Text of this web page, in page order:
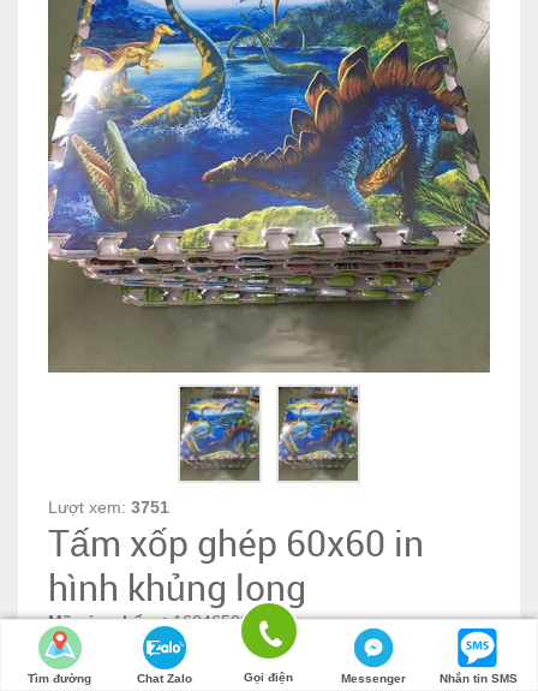
Lượt xem: 3751
Tấm xốp ghép 60x60 in
hình khủng long
Mã sản phẩm :1604650253
Tìm đường Chat Zalo Gọi điện Messenger Nhắn tin SMS